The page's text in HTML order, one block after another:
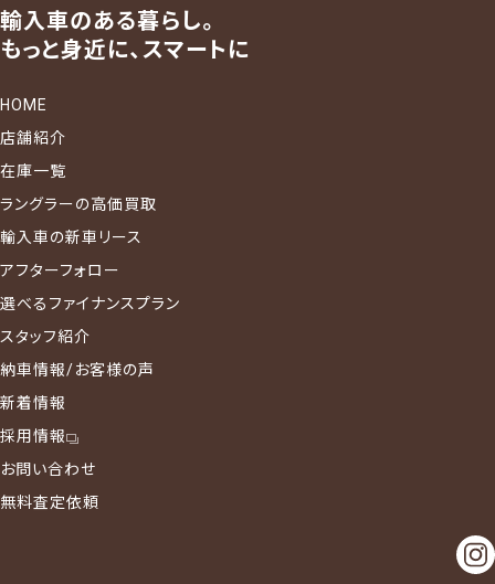
輸入車のある暮らし。
もっと身近に、スマートに
HOME
店舗紹介
在庫一覧
ラングラーの高価買取
輸入車の新車リース
アフターフォロー
選べるファイナンスプラン
スタッフ紹介
納車情報/お客様の声
新着情報
採用情報
お問い合わせ
無料査定依頼